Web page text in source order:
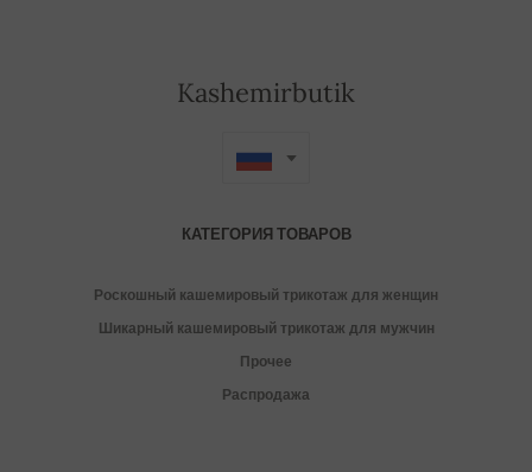
Kashemirbutik
КАТЕГОРИЯ ТОВАРОВ
Роскошный кашемировый трикотаж для женщин
Шикарный кашемировый трикотаж для мужчин
Прочее
Распродажа